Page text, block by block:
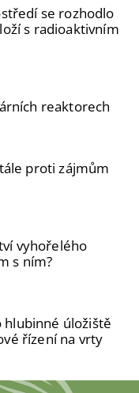
se rozhodlo
s radioaktivním
reaktorech
proti zájmům
vyhořelého
s ním?
hlubinné úložiště
řízení na vrty